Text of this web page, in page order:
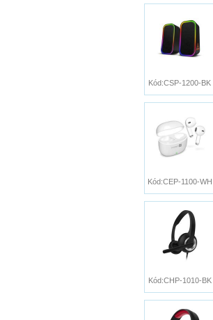
Kód:CSP-1200-BK
Kód:CEP-1100-WH
Kód:CHP-1010-BK